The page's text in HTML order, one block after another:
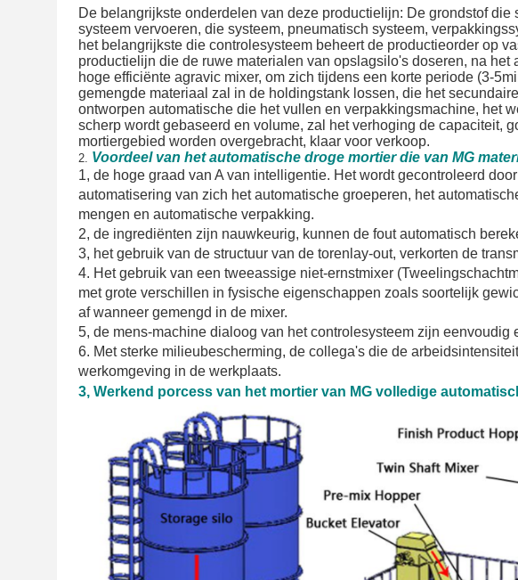
De belangrijkste onderdelen van deze productielijn: De grondstof
systeem vervoeren, die systeem, pneumatisch systeem,
het belangrijkste die controlesysteem beheert de productieorder op
productielijn die de ruwe materialen van opslagsilo's doseren, na
hoge efficiënte agravic mixer, om zich tijdens een korte periode (3-
gemengde materiaal zal in de holdingstank lossen, die het
ontworpen automatische die het vullen en verpakkingsmachine, het
scherp wordt gebaseerd en volume, zal het verhoging de capaciteit,
mortiergebied worden overgebracht, klaar voor verkoop.
2. Voordeel van het automatische droge mortier die van MG
1, de hoge graad van A van intelligentie. Het wordt gecontroleerd
automatisering van zich het automatische groeperen, het
mengen en automatische verpakking.
2, de ingrediënten zijn nauwkeurig, kunnen de fout automatisch
3, het gebruik van de structuur van de torenlay-out, verkorten de
4. Het gebruik van een tweeassige niet-ernstmixer
met grote verschillen in fysische eigenschappen zoals soortelijk
af wanneer gemengd in de mixer.
5, de mens-machine dialoog van het controlesysteem zijn eenvoudig
6. Met sterke milieubescherming, de collega's die de
werkomgeving in de werkplaats.
3, Werkend porcess van het mortier van MG volledige